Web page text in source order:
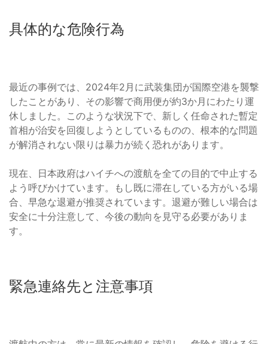
具体的な危険行為
最近の事例では、2024年2月に武装集団が国際空港を襲撃
したことがあり、その影響で商用便が約3か月にわたり運
休しました。このような状況下で、新しく任命された暫定
首相が治安を回復しようとしているものの、根本的な問題
が解消されない限りは暴力が続く恐れがあります。
現在、日本政府はハイチへの渡航を全ての目的で中止する
よう呼びかけています。もし既に滞在している方がいる場
合、早急な退避が推奨されています。退避が難しい場合は
安全に十分注意して、今後の動向を見守る必要がありま
す。
緊急連絡先と注意事項